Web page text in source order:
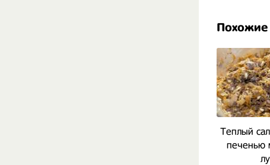
Теплый
печенью